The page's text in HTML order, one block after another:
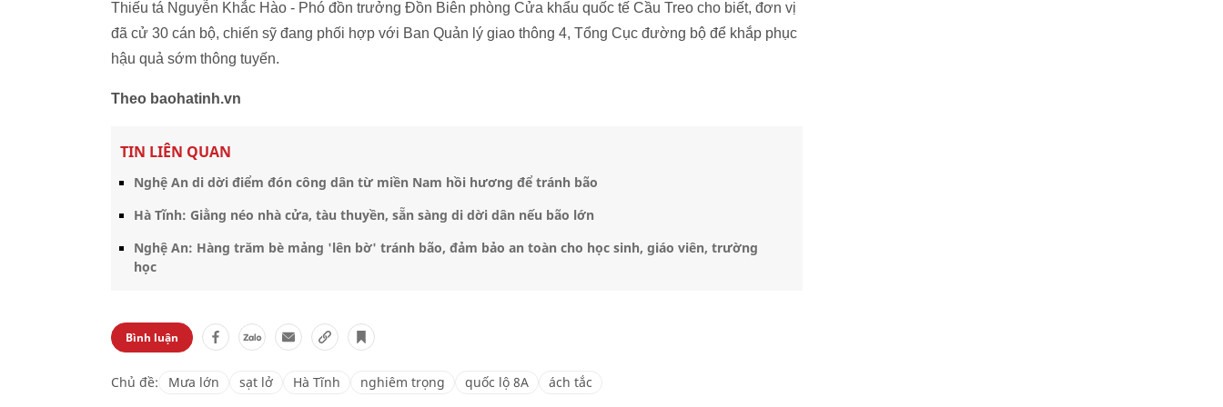
Thiếu tá Nguyễn Khắc Hào - Phó đồn trưởng Đồn Biên phòng Cửa khẩu quốc tế Cầu Treo cho biết, đơn vị
đã cử 30 cán bộ, chiến sỹ đang phối hợp với Ban Quản lý giao thông 4, Tổng Cục đường bộ để khắp phục
hậu quả sớm thông tuyến.
Theo baohatinh.vn
TIN LIÊN QUAN
Nghệ An di dời điểm đón công dân từ miền Nam hồi hương để tránh bão
Hà Tĩnh: Giằng néo nhà cửa, tàu thuyền, sẵn sàng di dời dân nếu bão lớn
Nghệ An: Hàng trăm bè mảng 'lên bờ' tránh bão, đảm bảo an toàn cho học sinh, giáo viên, trường
học
Bình luận
Chủ đề: Mưa lớn sạt lở Hà Tĩnh nghiêm trọng quốc lộ 8A ách tắc